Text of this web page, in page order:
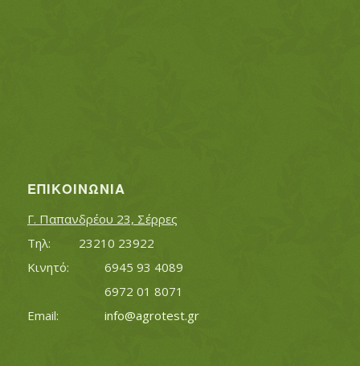
ΕΠΙΚΟΙΝΩΝΊΑ
Γ. Παπανδρέου 23, Σέρρες
Τηλ:		23210 23922
Κινητό:		6945 93 4089
			6972 01 8071
info@agrotest.gr